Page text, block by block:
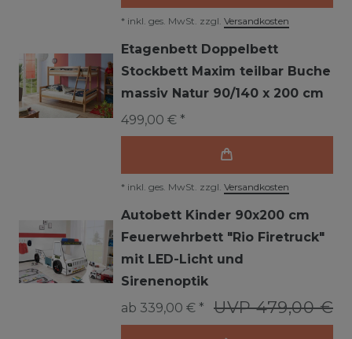
* inkl. ges. MwSt. zzgl. Versandkosten
Etagenbett Doppelbett
Stockbett Maxim teilbar Buche
massiv Natur 90/140 x 200 cm
499,00 € *
* inkl. ges. MwSt. zzgl. Versandkosten
Autobett Kinder 90x200 cm
Feuerwehrbett "Rio Firetruck"
mit LED-Licht und
Sirenenoptik
UVP 479,00 €
ab 339,00 € *